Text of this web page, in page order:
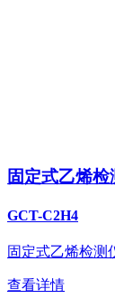
固定式乙烯
GCT-C2H4
固定式乙烯检测
查看详情